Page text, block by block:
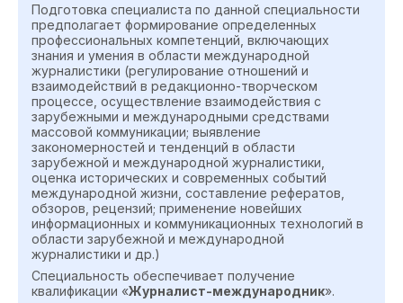
Подготовка специалиста по данной специальности
предполагает формирование определенных
профессиональных компетенций, включающих
знания и умения в области международной
журналистики (регулирование отношений и
взаимодействий в редакционно-творческом
процессе, осуществление взаимодействия с
зарубежными и международными средствами
массовой коммуникации; выявление
закономерностей и тенденций в области
зарубежной и международной журналистики,
оценка исторических и современных событий
международной жизни, составление рефератов,
обзоров, рецензий; применение новейших
информационных и коммуникационных технологий в
области зарубежной и международной
журналистики и др.)
Специальность обеспечивает получение
квалификации «Журналист-международник».